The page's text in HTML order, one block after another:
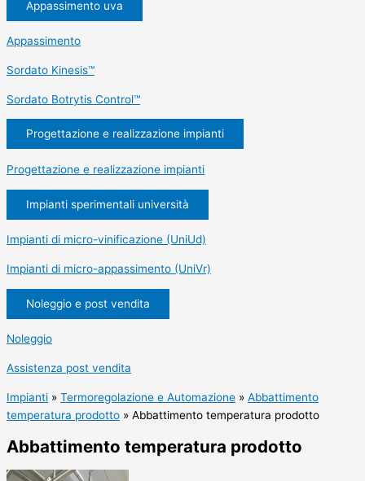
Appassimento uva
Appassimento
Sordato Kinesis™
Sordato Botrytis Control™
Progettazione e realizzazione impianti
Progettazione e realizzazione impianti
Impianti sperimentali università
Impianti di micro-vinificazione (UniUd)
Impianti di micro-appassimento (UniVr)
Noleggio e post vendita
Noleggio
Assistenza post vendita
Impianti » Termoregolazione e Automazione » Abbattimento
temperatura prodotto » Abbattimento temperatura prodotto
Abbattimento temperatura prodotto